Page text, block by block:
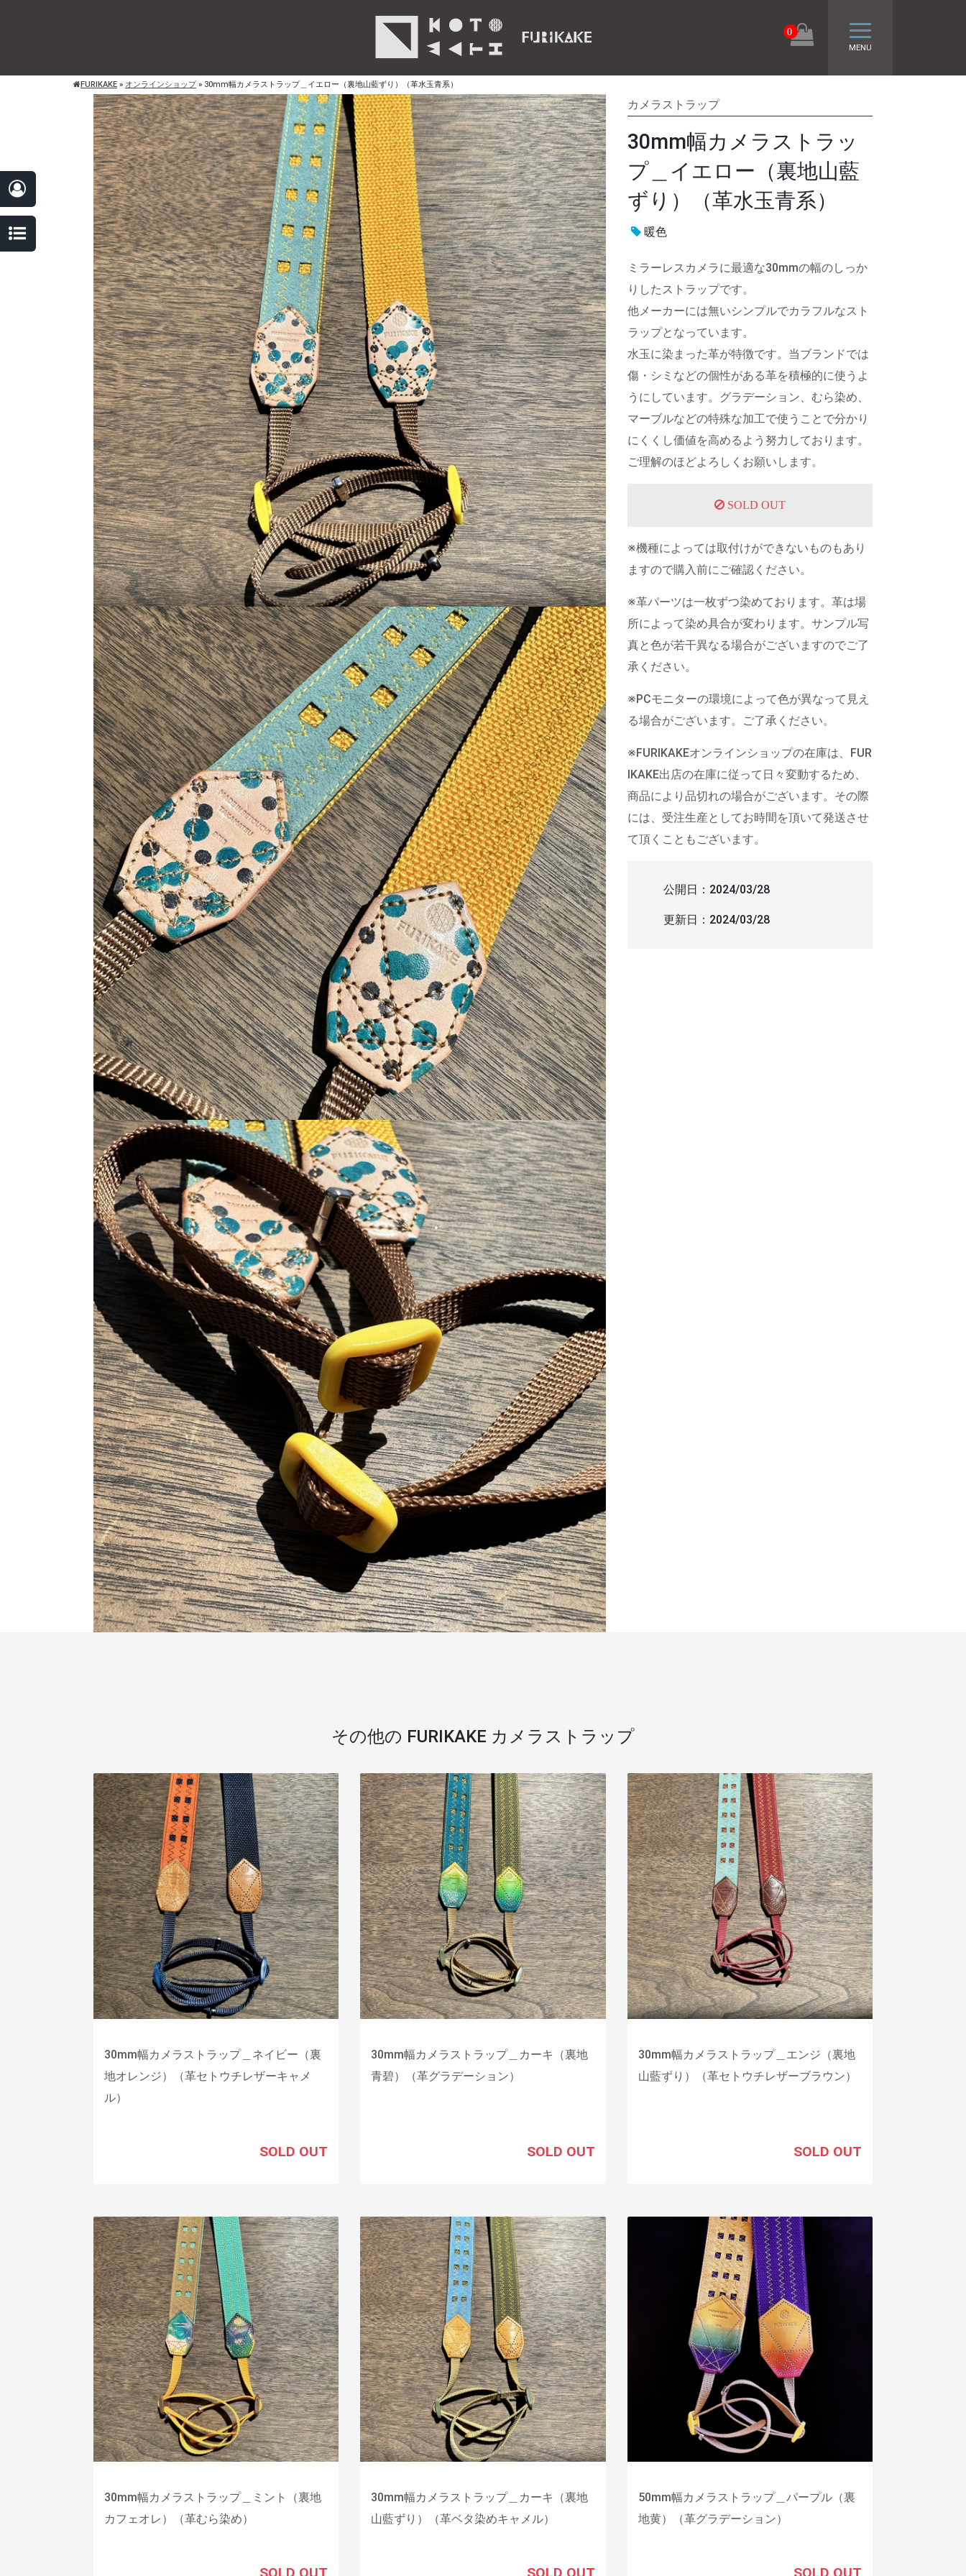
0 トグル ナビゲーシ
MENU
FURIKAKE » オンラインショップ» 30mm幅カメラストラップ＿イエロー（裏地山藍ずり）（革水玉青系）
カメラストラップ
30mm幅カメラストラッ
プ＿イエロー（裏地山藍
ずり）（革水玉青系）
暖色
ミラーレスカメラに最適な30mmの幅のしっか
りしたストラップです。
他メーカーには無いシンプルでカラフルなスト
ラップとなっています。
水玉に染まった革が特徴です。当ブランドでは
傷・シミなどの個性がある革を積極的に使うよ
うにしています。グラデーション、むら染め、
マーブルなどの特殊な加工で使うことで分かり
にくくし価値を高めるよう努力しております。
ご理解のほどよろしくお願いします。
SOLD OUT
※機種によっては取付けができないものもあり
ますので購入前にご確認ください。
※革パーツは一枚ずつ染めております。革は場
所によって染め具合が変わります。サンプル写
真と色が若干異なる場合がございますのでご了
承ください。
※PCモニターの環境によって色が異なって見え
る場合がございます。ご了承ください。
※FURIKAKEオンラインショップの在庫は、FUR
IKAKE出店の在庫に従って日々変動するため、
商品により品切れの場合がございます。その際
には、受注生産としてお時間を頂いて発送させ
て頂くこともございます。
公開日： 2024/03/28
更新日： 2024/03/28
その他の FURIKAKE カメラストラップ
30mm幅カメラストラップ＿ネイビー（裏
地オレンジ）（革セトウチレザーキャメ
ル）
SOLD OUT
30mm幅カメラストラップ＿カーキ（裏地
青碧）（革グラデーション）
SOLD OUT
30mm幅カメラストラップ＿エンジ（裏地
山藍ずり）（革セトウチレザーブラウン）
SOLD OUT
30mm幅カメラストラップ＿ミント（裏地
カフェオレ）（革むら染め）
30mm幅カメラストラップ＿カーキ（裏地
山藍ずり）（革ベタ染めキャメル）
50mm幅カメラストラップ＿パープル（裏
地黄）（革グラデーション）